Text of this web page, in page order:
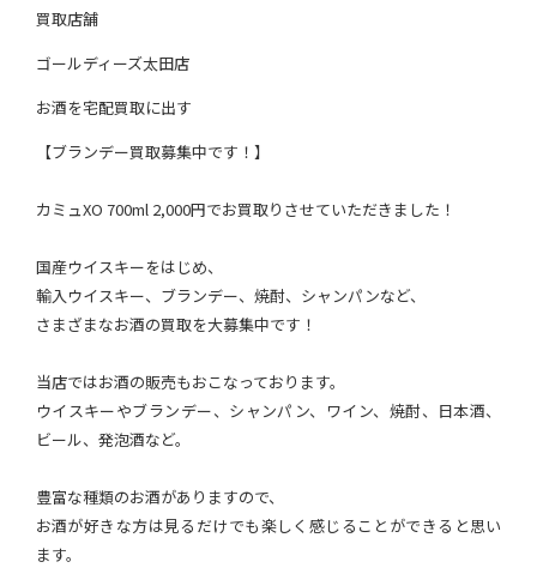
買取店舗
ゴールディーズ太田店
お酒を宅配買取に出す
【ブランデー買取募集中です！】
カミュXO 700ml 2,000円でお買取りさせていただきました！
国産ウイスキーをはじめ、
輸入ウイスキー、ブランデー、焼酎、シャンパンなど、
さまざまなお酒の買取を大募集中です！
当店ではお酒の販売もおこなっております。
ウイスキーやブランデー、シャンパン、ワイン、焼酎、日本酒、
ビール、発泡酒など。
豊富な種類のお酒がありますので、
お酒が好きな方は見るだけでも楽しく感じることができると思い
ます。